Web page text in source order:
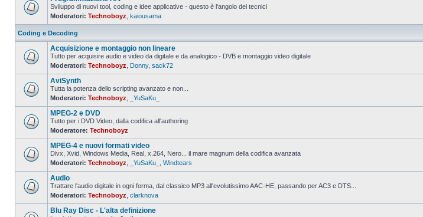
leggere
Nessun
messaggio
da
leggere
Sviluppo di nuovi tool, coding e idee applicative - questo è l'angolo dei tecnici
Moderatori: Technoboyz kaiousama
Coding e Decoding
Nessun
messaggio
da
leggere
Acquisizione e montaggio non lineare
Tutto per acquisire audio e video da digitale e da analogico - DVB e montaggio video digitale
Moderatori: Technoboyz Donny, sack72
Nessun
messaggio
da
leggere
AviSynth
Tutta la potenza dello scripting avanzato e non...
Moderatori: Technoboyz _YuSaKu_
Nessun
messaggio
da
leggere
MPEG-2 e DVD
Tutto per i DVD Video, dalla codifica all'authoring
Moderatore: Technoboyz
Nessun
messaggio
da
leggere
MPEG-4 e nuovi formati video
Divx, Xvid, Windows Media, Real, x.264, Nero... il mare magnum della codifica avanzata
Moderatori: Technoboyz _YuSaKu_ Windtears
Nessun
messaggio
da
Audio
Trattare l'audio digitale in ogni forma, dal classico MP3 all'evolutissimo AAC-HE, passando per AC3 e DTS...
Moderatori: Technoboyz clarknova
Blu Ray Disc - L'alta definizione